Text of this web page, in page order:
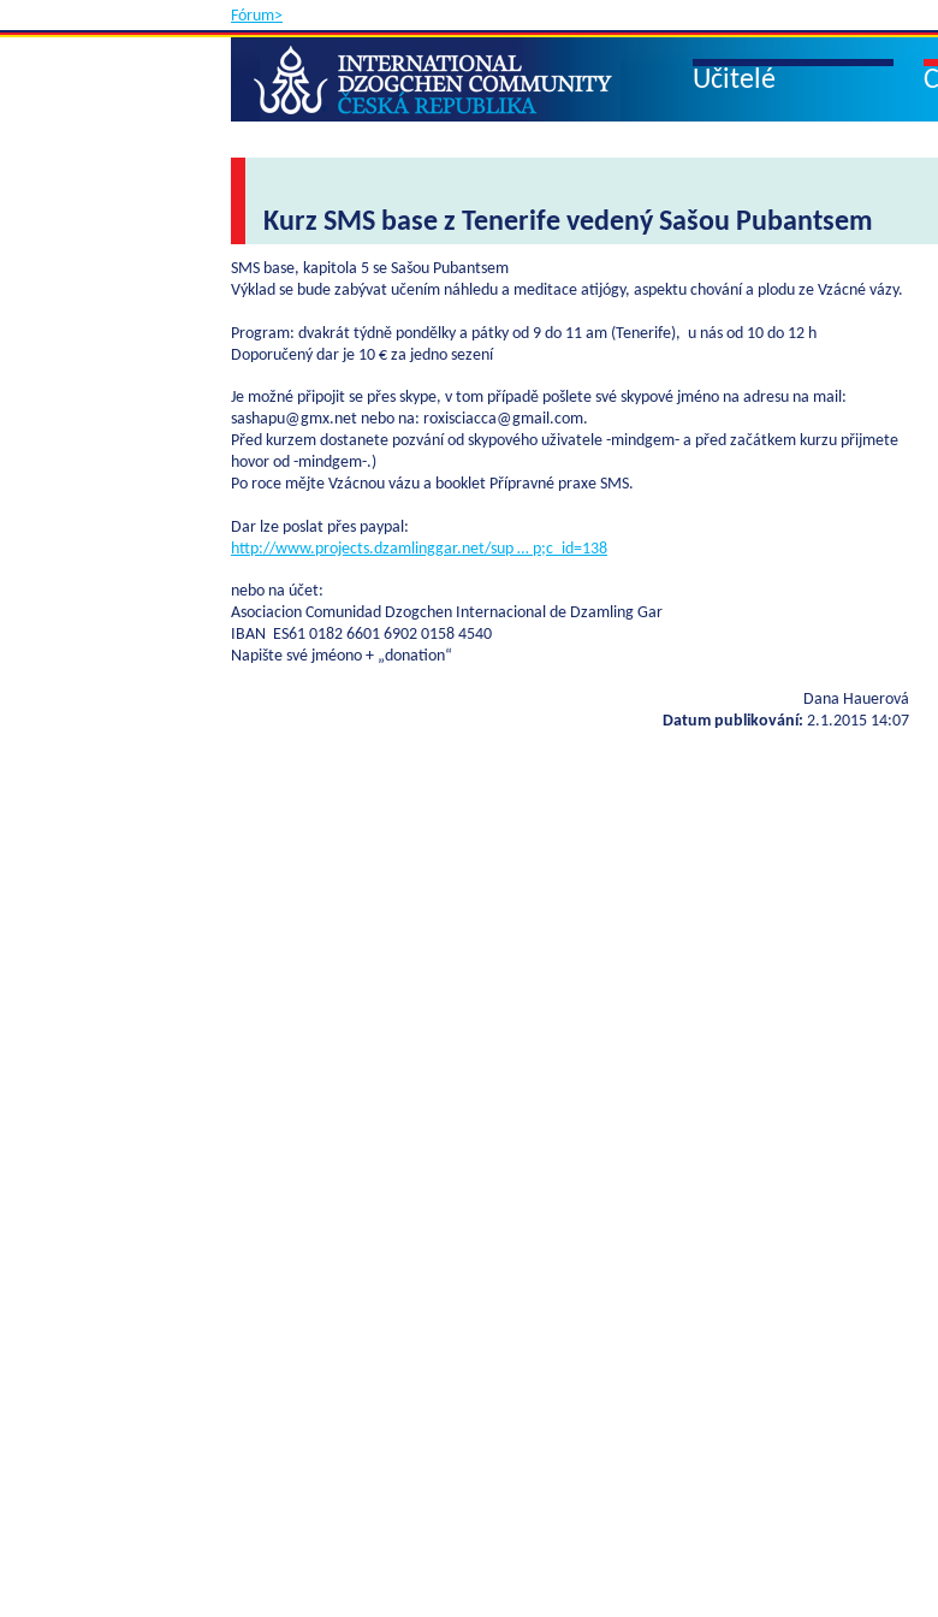
Fórum>
Učitelé
Kurz SMS base z Tenerife vedený Sašou Pubantsem
SMS base, kapitola 5 se Sašou Pubantsem
Výklad se bude zabývat učením náhledu a meditace atijógy, aspektu chování a plodu ze Vzácné vázy.
Program: dvakrát týdně pondělky a pátky od 9 do 11 am (Tenerife), u nás od 10 do 12 h
Doporučený dar je 10 € za jedno sezení
Je možné připojit se přes skype, v tom případě pošlete své skypové jméno na adresu na mail:
sashapu@gmx.net nebo na: roxisciacca@gmail.com.
Před kurzem dostanete pozvání od skypového uživatele -mindgem- a před začátkem kurzu přijmete
hovor od -mindgem-.)
Po roce mějte Vzácnou vázu a booklet Přípravné praxe SMS.
Dar lze poslat přes paypal:
http://www.projects.dzamlinggar.net/sup … p;c_id=138
nebo na účet:
Asociacion Comunidad Dzogchen Internacional de Dzamling Gar
IBAN ES61 0182 6601 6902 0158 4540
Napište své jméono + „donation“
Dana Hauerová
Datum publikování: 2.1.2015 14:07